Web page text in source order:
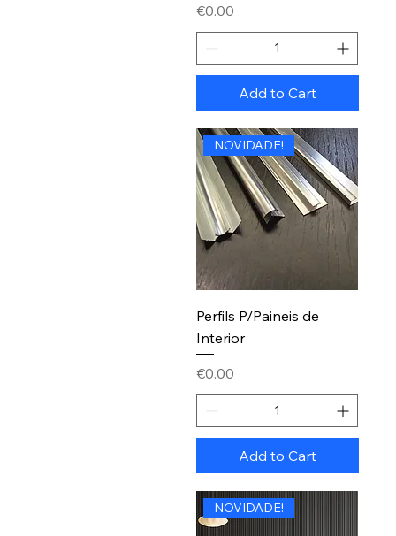
Price
€0.00
Add to Cart
NOVIDADE!
Perfils P/Paineis de
Interior
Price
€0.00
Add to Cart
NOVIDADE!